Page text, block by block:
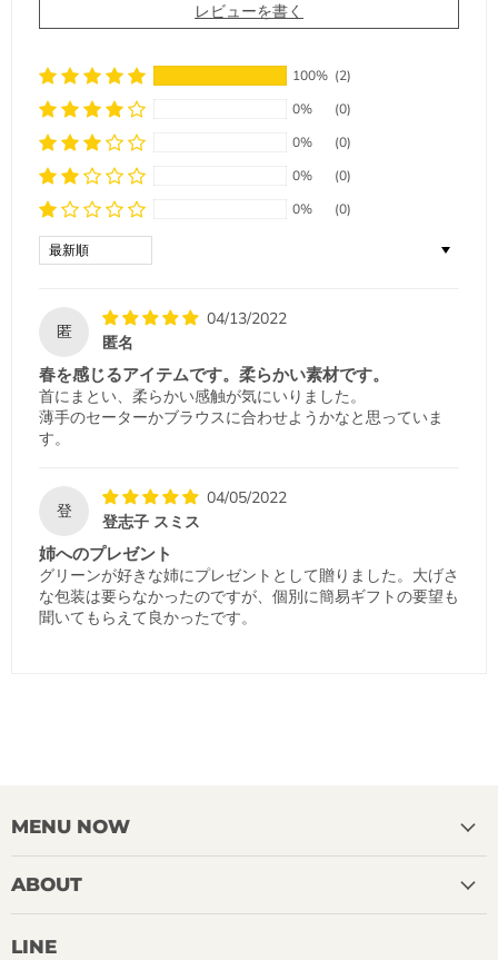
レビューを書く
100% (2)
0%
(0)
0%
(0)
0%
(0)
0%
(0)
Sort by
匿
04/13/2022
匿名
春を感じるアイテムです。柔らかい素材です。
首にまとい、柔らかい感触が気にいりました。
薄手のセーターかブラウスに合わせようかなと思っていま
す。
登
04/05/2022
登志子 スミス
姉へのプレゼント
グリーンが好きな姉にプレゼントとして贈りました。大げさ
な包装は要らなかったのですが、個別に簡易ギフトの要望も
聞いてもらえて良かったです。
MENU NOW
ABOUT
LINE